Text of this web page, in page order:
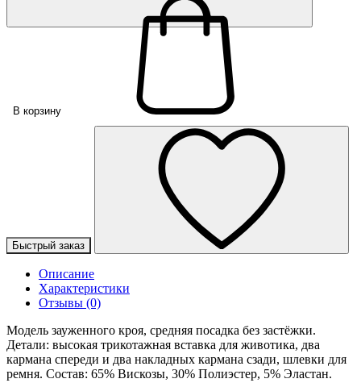
В корзину
Быстрый заказ
Описание
Характеристики
Отзывы (0)
Модель зауженного кроя, средняя посадка без застёжки.
Детали: высокая трикотажная вставка для животика, два
кармана спереди и два накладных кармана сзади, шлевки для
ремня. Состав: 65% Вискозы, 30% Полиэстер, 5% Эластан.